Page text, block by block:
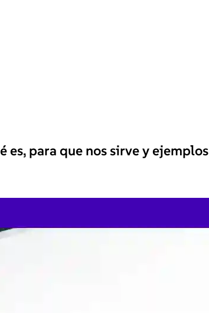
es, para que nos sirve y ejemplos